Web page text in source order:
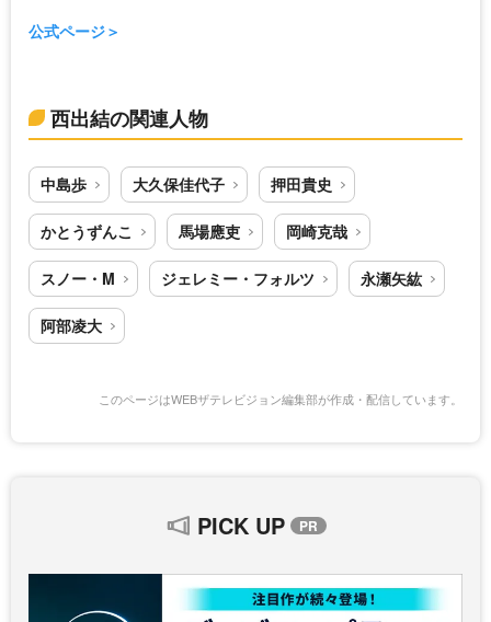
公式ページ
西出結の関連人物
中島歩 大久保佳代子 押田貴史
かとうずんこ 馬場應吏 岡崎克哉
スノー・M ジェレミー・フォルツ 永瀬矢紘
阿部凌大
このページはWEBザテレビジョン編集部が作成・配信しています。
PICK UP